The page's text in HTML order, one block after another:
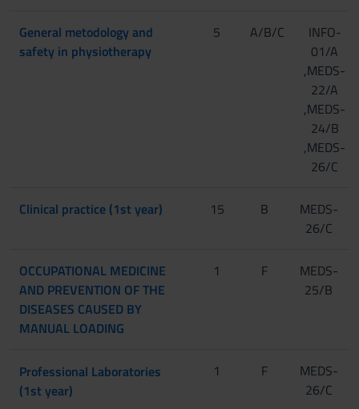
General metodology and
safety in physiotherapy
5 A/B/C
INFO-
01/A
,MEDS-
22/A
,MEDS-
24/B
,MEDS-
26/C
Clinical practice (1st year) 15 B
MEDS-
26/C
OCCUPATIONAL MEDICINE
AND PREVENTION OF THE
DISEASES CAUSED BY
MANUAL LOADING
1 F
MEDS-
25/B
Professional Laboratories
(1st year)
[Gruppo 1]
1 F
MEDS-
26/C